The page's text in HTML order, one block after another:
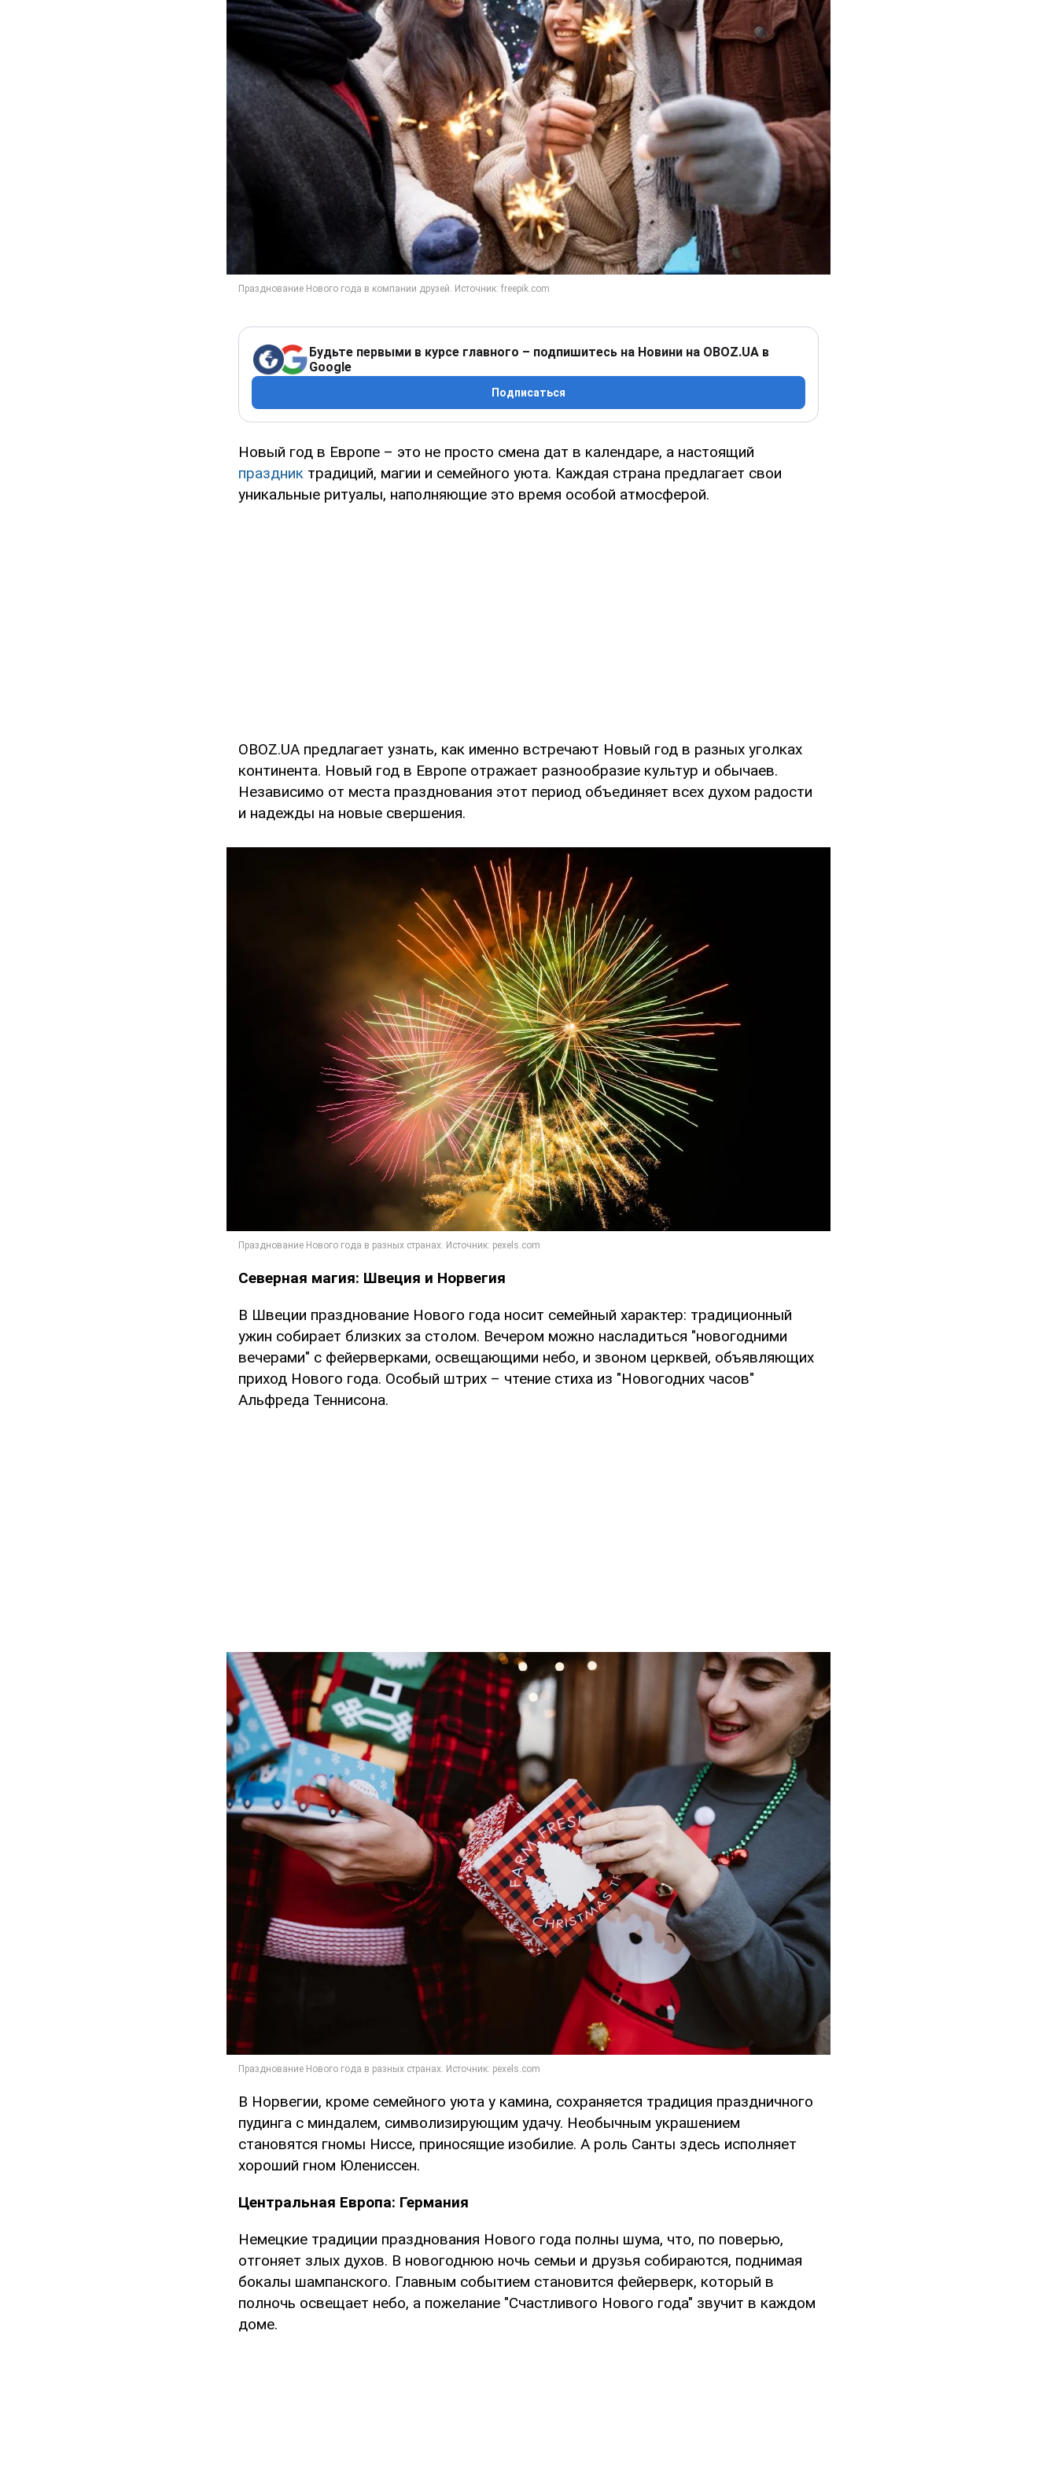
Будьте первыми в курсе главного – подпишитесь на Новини на OBOZ.UA в
Google
Подписаться
Новый год в Европе – это не просто смена дат в календаре, а настоящий
праздник традиций, магии и семейного уюта. Каждая страна предлагает свои
уникальные ритуалы, наполняющие это время особой атмосферой.
OBOZ.UA предлагает узнать, как именно встречают Новый год в разных уголках
континента. Новый год в Европе отражает разнообразие культур и обычаев.
Независимо от места празднования этот период объединяет всех духом радости
и надежды на новые свершения.
Северная магия: Швеция и Норвегия
В Швеции празднование Нового года носит семейный характер: традиционный
ужин собирает близких за столом. Вечером можно насладиться "новогодними
вечерами" с фейерверками, освещающими небо, и звоном церквей, объявляющих
приход Нового года. Особый штрих – чтение стиха из "Новогодних часов"
Альфреда Теннисона.
В Норвегии, кроме семейного уюта у камина, сохраняется традиция праздничного
пудинга с миндалем, символизирующим удачу. Необычным украшением
становятся гномы Ниссе, приносящие изобилие. А роль Санты здесь исполняет
хороший гном Юлениссен.
Центральная Европа: Германия
Немецкие традиции празднования Нового года полны шума, что, по поверью,
отгоняет злых духов. В новогоднюю ночь семьи и друзья собираются, поднимая
бокалы шампанского. Главным событием становится фейерверк, который в
полночь освещает небо, а пожелание "Счастливого Нового года" звучит в каждом
доме.